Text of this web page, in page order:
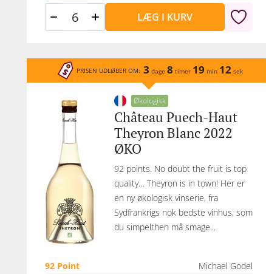
LÆG I KURV
PRISEN UDLØBER OM: 3 dage 8 timer 19 min 12 sek
Økologisk
Château Puech-Haut
Theyron Blanc 2022
ØKO
92 points. No doubt the fruit is top
quality… Theyron is in town! Her er
en ny økologisk vinserie, fra
Sydfrankrigs nok bedste vinhus, som
du simpelthen må smage...
92 Point
Michael Godel